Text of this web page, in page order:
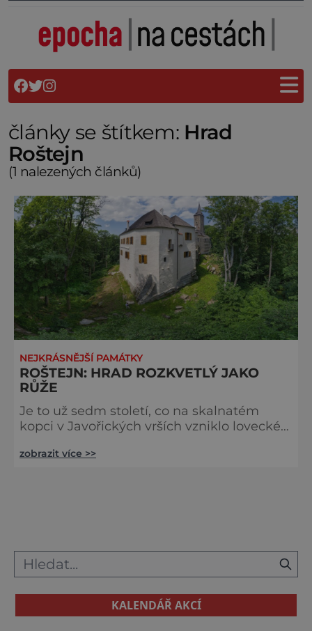
články se štítkem: Hrad
Roštejn
(1 nalezených článků)
NEJKRÁSNĚJŠÍ PAMÁTKY
ROŠTEJN: HRAD ROZKVETLÝ JAKO
RŮŽE
Je to už sedm století, co na skalnatém
kopci v Javořických vrších vzniklo lovecké
dnešních časů musel sice bojovat, ale ten
hned se pustil do
zobrazit více >>
KALENDÁŘ AKCÍ